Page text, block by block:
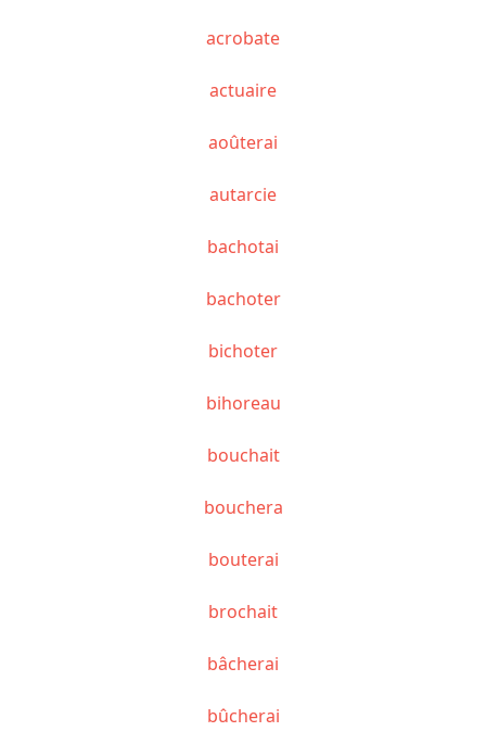
acrobate
actuaire
aoûterai
autarcie
bachotai
bachoter
bichoter
bihoreau
bouchait
bouchera
bouterai
brochait
bâcherai
bûcherai